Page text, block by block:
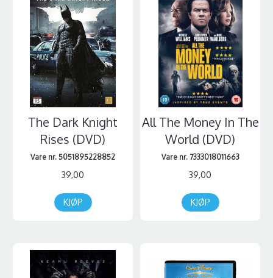
The Dark Knight
Rises (DVD)
Vare nr. 5051895228852
39,00
KJØP
All The Money In The
World (DVD)
Vare nr. 7333018011663
39,00
KJØP